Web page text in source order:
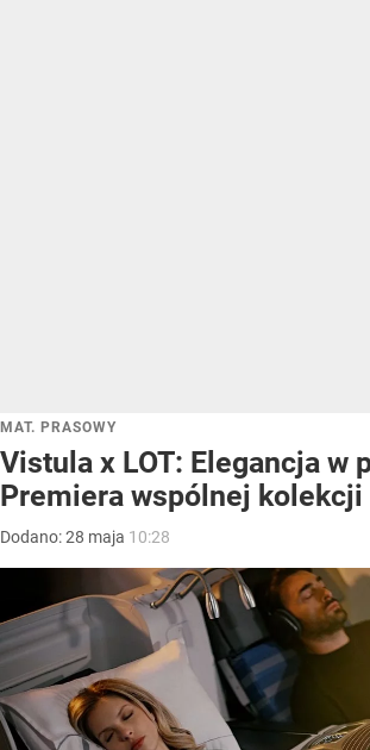
MAT. PRASOWY
Vistula x LOT: Elegancja w
Premiera wspólnej kolekcji
Dodano:28 maja 10:28